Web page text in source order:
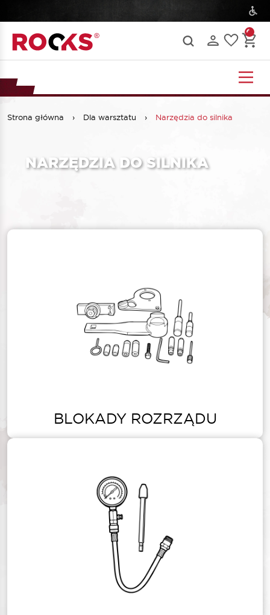
Strona główna › Dla warsztatu › Narzędzia do silnika
NARZĘDZIA DO SILNIKA
BLOKADY ROZRZĄDU